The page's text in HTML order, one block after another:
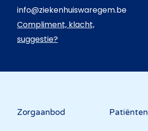
info@ziekenhuiswaregem.be
Compliment, klacht,
suggestie?
Hoofdnavigatie
Zorgaanbod Patiënten